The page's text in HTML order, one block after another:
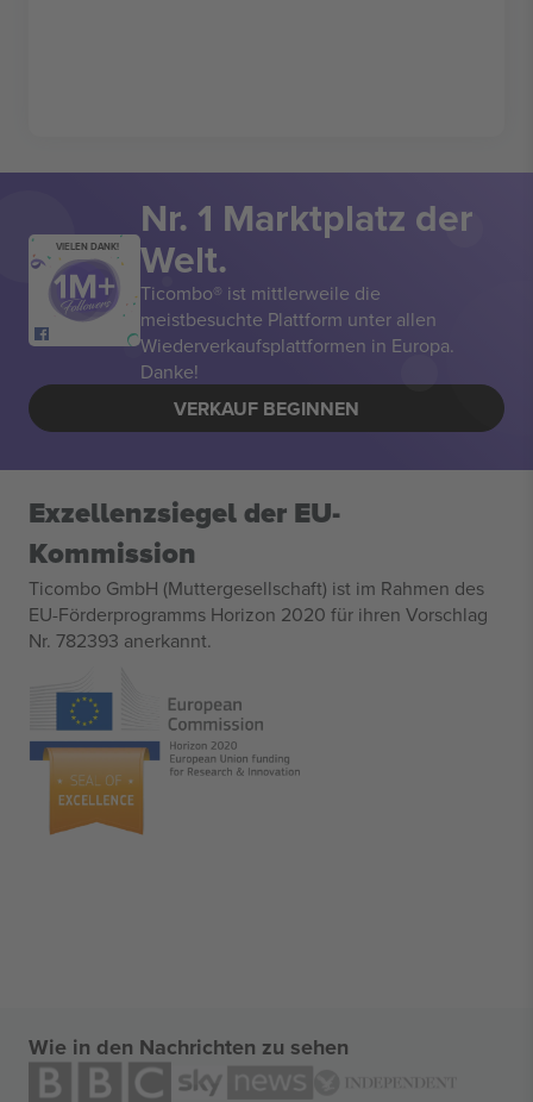
VIELEN DANK!
Nr. 1 Marktplatz der
Welt.
Ticombo® ist mittlerweile die
meistbesuchte Plattform unter allen
Wiederverkaufsplattformen in Europa.
Danke!
VERKAUF BEGINNEN
Exzellenzsiegel der EU-
Kommission
Ticombo GmbH (Muttergesellschaft) ist im Rahmen des
EU-Förderprogramms Horizon 2020 für ihren Vorschlag
Nr. 782393 anerkannt.
Wie in den Nachrichten zu sehen